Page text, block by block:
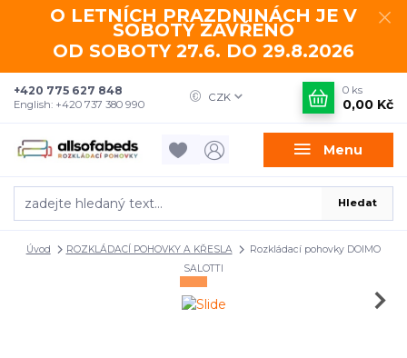
O LETNÍCH PRAZDNINÁCH JE V
SOBOTY ZAVŘENO
OD SOBOTY 27.6. DO 29.8.2026
Menu
CZK
Hledat
+420 775 627 848
English: +420 737 380 990
0 ks
0,00 Kč
Úvod ROZKLÁDACÍ POHOVKY A KŘESLA
Rozkládací pohovky DOIMO
SALOTTI